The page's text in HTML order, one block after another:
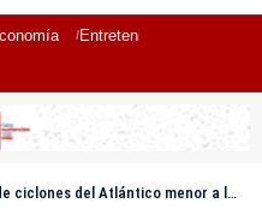
Entretenimiento
menor a la media con hasta 6 huracanes